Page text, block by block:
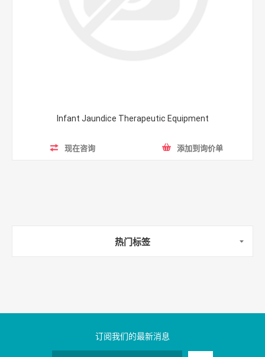
Infant Jaundice Therapeutic Equipment
现在咨询 添加到询价单
热门标签
订阅我们的最新消息